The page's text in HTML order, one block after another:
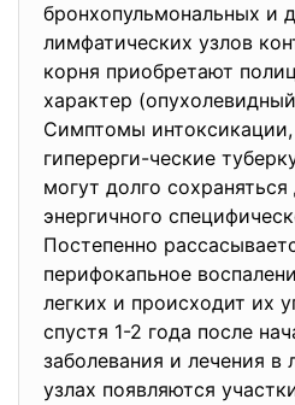
бронхопульмональных и
лимфатических узлов
корня приобретают
характер
Симптомы
гиперерги-ческие
могут долго
энергичного
Постепенно
перифокапьное
легких и происходит их
спустя 1-2 года после
заболевания и лечения в
узлах появляются